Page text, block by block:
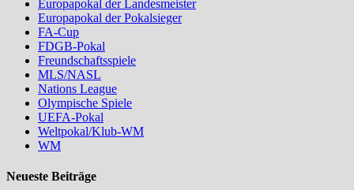
Europapokal der Landesmeister
Europapokal der Pokalsieger
FA-Cup
FDGB-Pokal
Freundschaftsspiele
MLS/NASL
Nations League
Olympische Spiele
UEFA-Pokal
Weltpokal/Klub-WM
WM
Neueste Beiträge